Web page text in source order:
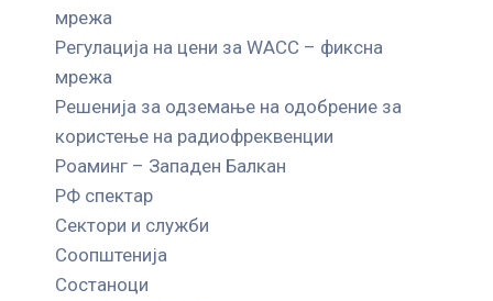
мрежа
Регулација на цени за WACC – фиксна
мрежа
Решенија за одземање на одобрение за
користење на радиофреквенции
Роаминг – Западен Балкан
РФ спектар
Сектори и служби
Соопштенија
Состаноци